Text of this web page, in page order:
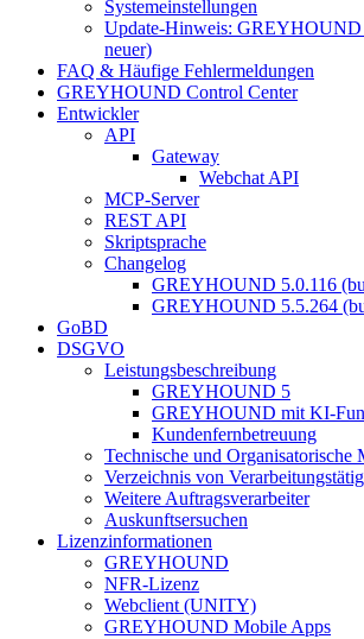
Systemeinstellungen
Update-Hinweis: GREYHOUND
neuer)
FAQ & Häufige Fehlermeldungen
GREYHOUND Control Center
Entwickler
API
Gateway
Webchat API
MCP-Server
REST API
Skriptsprache
Changelog
GREYHOUND 5.0.116
GREYHOUND 5.5.264
GoBD
DSGVO
Leistungsbeschreibung
GREYHOUND 5
GREYHOUND mit KI-
Kundenfernbetreuung
Technische und Organisatorische
Verzeichnis von
Weitere Auftragsverarbeiter
Auskunftsersuchen
Lizenzinformationen
GREYHOUND
NFR-Lizenz
Webclient (UNITY)
GREYHOUND Mobile Apps